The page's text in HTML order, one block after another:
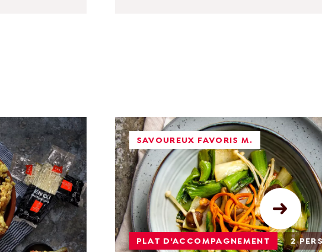
SAVOUREUX FAVORIS M.
PLAT D'ACCOMPAGNEMENT 2